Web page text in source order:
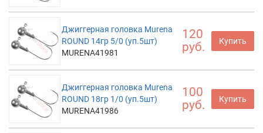
Джиггерная головка Murena
ROUND 14гр 5/0 (уп.5шт)
MURENA41981
120
руб.
Купить
Джиггерная головка Murena
ROUND 18гр 1/0 (уп.5шт)
MURENA41986
100
руб.
Купить